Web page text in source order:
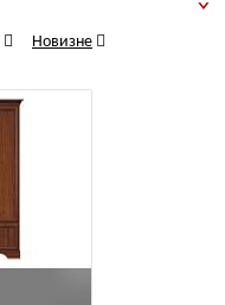
Новизне